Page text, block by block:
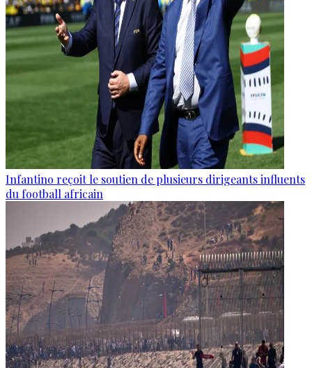
Infantino reçoit le soutien de plusieurs dirigeants influents
du football africain